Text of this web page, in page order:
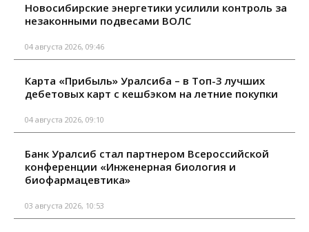
Новосибирские энергетики усилили контроль за
незаконными подвесами ВОЛС
04 августа 2026, 09:46
Карта «Прибыль» Уралсиба – в Топ-3 лучших
дебетовых карт с кешбэком на летние покупки
04 августа 2026, 09:10
Банк Уралсиб стал партнером Всероссийской
конференции «Инженерная биология и
биофармацевтика»
03 августа 2026, 10:53